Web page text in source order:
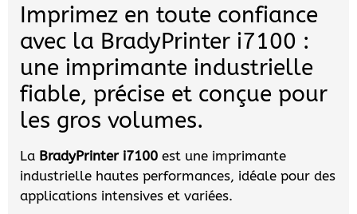
Imprimez en toute confiance
avec la BradyPrinter i7100 :
une imprimante industrielle
fiable, précise et conçue pour
les gros volumes.
La BradyPrinter i7100 est une imprimante
industrielle hautes performances, idéale pour des
applications intensives et variées.